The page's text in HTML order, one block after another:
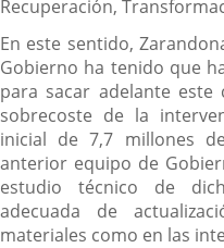
Recuperación,
En este sentido,
Gobierno ha tenido que
para sacar adelante
sobrecoste de la
inicial de 7,7 millones
anterior equipo de
estudio técnico de
adecuada de
materiales como en las